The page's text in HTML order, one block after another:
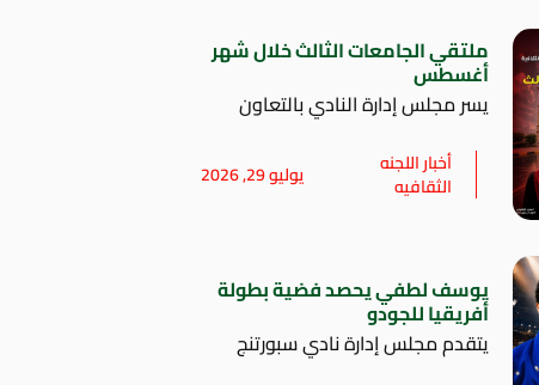
ملتقي الجامعات الثالث خلال شهر
أغسطس
يسر مجلس إدارة النادي بالتعاون
أخبار اللجنه
الثقافيه يوليو 29, 2026
يوسف لطفي يحصد فضية بطولة
أفريقيا للجودو
يتقدم مجلس إدارة نادي سبورتنج